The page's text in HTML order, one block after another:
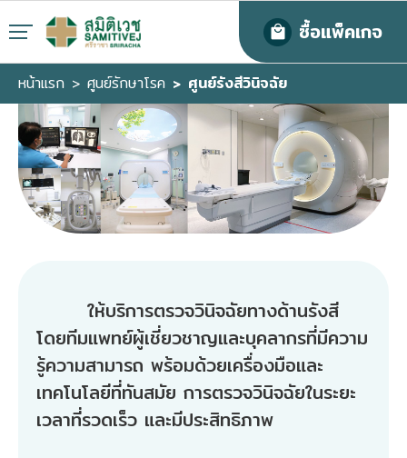
ซื้อแพ็คเกจ
หน้าแรก ศูนย์รักษาโรค ศูนย์รังสีวินิจฉัย
ให้บริการตรวจวินิจฉัยทางด้านรังสี
โดยทีมแพทย์ผู้เชี่ยวชาญและบุคลากรที่มีความ
รู้ความสามารถ พร้อมด้วยเครื่องมือและ
เทคโนโลยีที่ทันสมัย การตรวจวินิจฉัยในระยะ
เวลาที่รวดเร็ว และมีประสิทธิภาพ